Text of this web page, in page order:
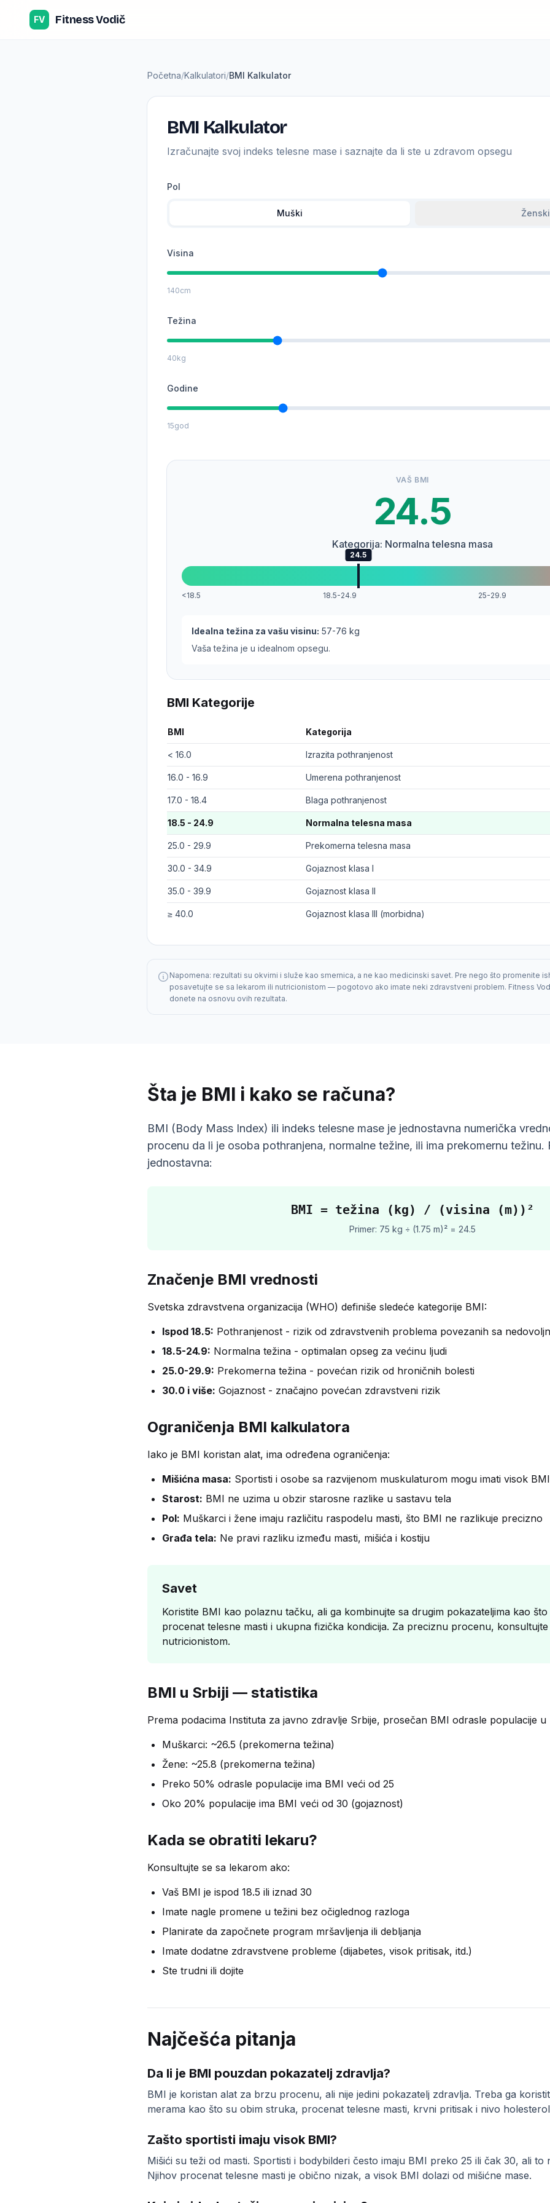
Preskoči na sadržaj
FV Fitness Vodič
Početna/Kalkulatori/BMI Kalkulator
BMI Kalkulator
Izračunajte svoj indeks telesne mase i saznajte da li ste u zdravom opsegu
Pol
Muški Ženski
Visina
140cm
Težina
40kg
Godine
15god
VAŠ BMI
24.5
Kategorija: Normalna telesna masa
24.5
<18.5 18.5-24.9 25-29.9
Idealna težina za vašu visinu: 57-76 kg
Vaša težina je u idealnom opsegu.
BMI Kategorije
BMI Kategorija
< 16.0 Izrazita pothranjenost
16.0 - 16.9 Umerena pothranjenost
17.0 - 18.4 Blaga pothranjenost
18.5 - 24.9 Normalna telesna masa
25.0 - 29.9 Prekomerna telesna masa
30.0 - 34.9 Gojaznost klasa I
35.0 - 39.9 Gojaznost klasa II
≥ 40.0 Gojaznost klasa III (morbidna)
Napomena: rezultati su okvirni i služe kao smernica, a ne kao medicinski savet. Pre nego što promenite
posavetujte se sa lekarom ili nutricionistom — pogotovo ako imate neki zdravstveni problem. Fitness
donete na osnovu ovih rezultata.
Šta je BMI i kako se računa?
BMI (Body Mass Index) ili indeks telesne mase je jednostavna numerička
procenu da li je osoba pothranjena, normalne težine, ili ima prekomernu težinu.
jednostavna:
BMI = težina (kg) / (visina (m))²
Primer: 75 kg ÷ (1.75 m)² = 24.5
Značenje BMI vrednosti
Svetska zdravstvena organizacija (WHO) definiše sledeće kategorije BMI:
Ispod 18.5: Pothranjenost - rizik od zdravstvenih problema povezanih sa
18.5-24.9: Normalna težina - optimalan opseg za većinu ljudi
25.0-29.9: Prekomerna težina - povećan rizik od hroničnih bolesti
30.0 i više: Gojaznost - značajno povećan zdravstveni rizik
Ograničenja BMI kalkulatora
Iako je BMI koristan alat, ima određena ograničenja:
Mišićna masa: Sportisti i osobe sa razvijenom muskulaturom mogu imati visok
Starost: BMI ne uzima u obzir starosne razlike u sastavu tela
Pol: Muškarci i žene imaju različitu raspodelu masti, što BMI ne razlikuje precizno
Građa tela: Ne pravi razliku između masti, mišića i kostiju
Savet
Koristite BMI kao polaznu tačku, ali ga kombinujte sa drugim pokazateljima kao
procenat telesne masti i ukupna fizička kondicija. Za preciznu procenu,
nutricionistom.
BMI u Srbiji — statistika
Prema podacima Instituta za javno zdravlje Srbije, prosečan BMI odrasle populacije u
Muškarci: ~26.5 (prekomerna težina)
Žene: ~25.8 (prekomerna težina)
Preko 50% odrasle populacije ima BMI veći od 25
Oko 20% populacije ima BMI veći od 30 (gojaznost)
Kada se obratiti lekaru?
Konsultujte se sa lekarom ako:
Vaš BMI je ispod 18.5 ili iznad 30
Imate nagle promene u težini bez očiglednog razloga
Planirate da započnete program mršavljenja ili debljanja
Imate dodatne zdravstvene probleme (dijabetes, visok pritisak, itd.)
Ste trudni ili dojite
Najčešća pitanja
Da li je BMI pouzdan pokazatelj zdravlja?
BMI je koristan alat za brzu procenu, ali nije jedini pokazatelj zdravlja. Treba ga
merama kao što su obim struka, procenat telesne masti, krvni pritisak i nivo
Zašto sportisti imaju visok BMI?
Mišići su teži od masti. Sportisti i bodybilderi često imaju BMI preko 25 ili čak 30, ali to
Njihov procenat telesne masti je obično nizak, a visok BMI dolazi od mišićne mase.